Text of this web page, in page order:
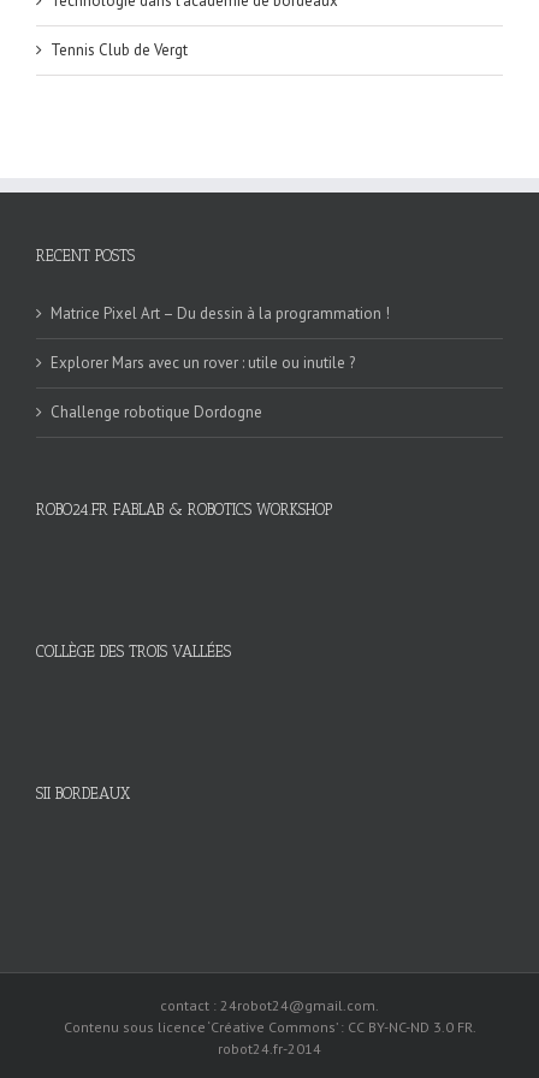
Tennis Club de Vergt
RECENT POSTS
Matrice Pixel Art – Du dessin à la programmation !
Explorer Mars avec un rover : utile ou inutile ?
Challenge robotique Dordogne
ROBO24.FR FABLAB & ROBOTICS WORKSHOP
COLLÈGE DES TROIS VALLÉES
SII BORDEAUX
contact : 24robot24@gmail.com.
Contenu sous licence ‘Créative Commons’ : CC BY-NC-ND 3.0 FR.
robot24.fr-2014